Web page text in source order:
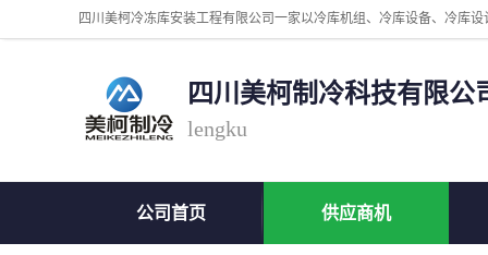
四川美柯制冷科技有限公
lengku
公司首页 供应商机